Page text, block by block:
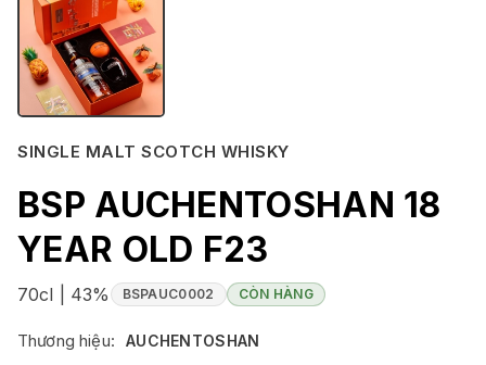
SINGLE MALT SCOTCH WHISKY
BSP AUCHENTOSHAN 18
YEAR OLD F23
70cl | 43% BSPAUC0002 CÒN HÀNG
Thương hiệu: AUCHENTOSHAN